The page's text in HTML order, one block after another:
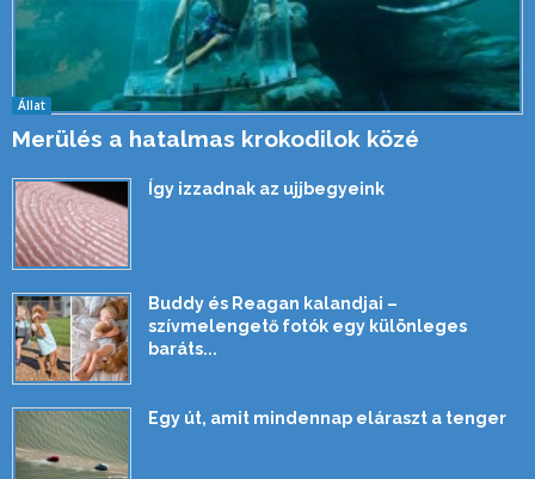
Állat
Merülés a hatalmas krokodilok közé
Így izzadnak az ujjbegyeink
Buddy és Reagan kalandjai –
szívmelengető fotók egy különleges
baráts...
Egy út, amit mindennap eláraszt a tenger